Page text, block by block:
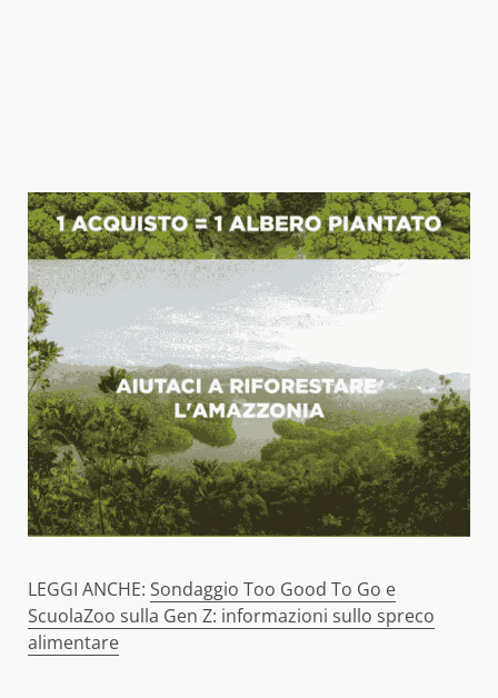
LEGGI ANCHE: Sondaggio Too Good To Go e
ScuolaZoo sulla Gen Z: informazioni sullo spreco
alimentare